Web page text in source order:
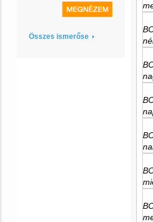
Összes ismerőse